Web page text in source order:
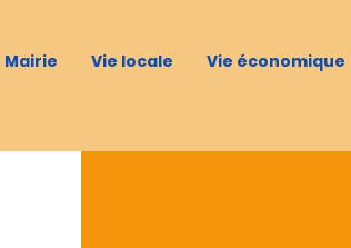
Mairie Vie locale Vie économique